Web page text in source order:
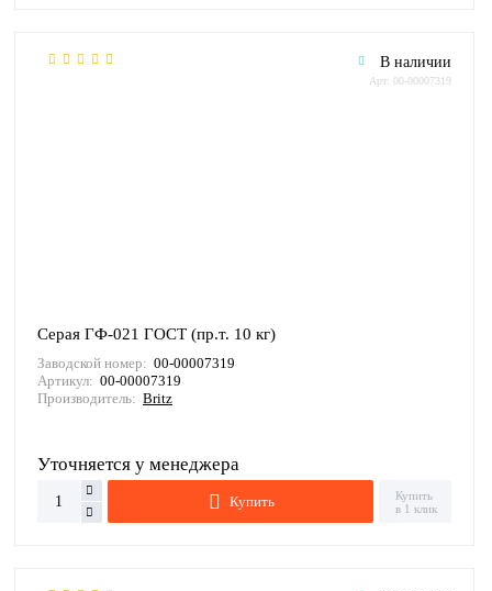
В наличии
Арт: 00-00007319
Серая ГФ-021 ГОСТ (пр.т. 10 кг)
Заводской номер: 00-00007319
Артикул: 00-00007319
Производитель: Britz
Уточняется у менеджера
Купить
Купить
в 1 клик